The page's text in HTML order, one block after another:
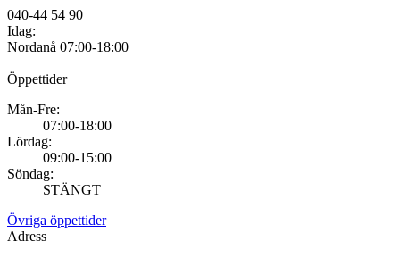
040-44 54 90
Idag:
Nordanå 07:00-18:00
Öppettider
Mån-Fre:
07:00-18:00
Lördag:
09:00-15:00
Söndag:
STÄNGT
Övriga öppettider
Adress